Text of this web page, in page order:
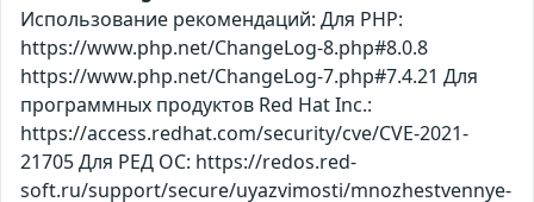
Использование рекомендаций: Для PHP:
https://www.php.net/ChangeLog-8.php#8.0.8
https://www.php.net/ChangeLog-7.php#7.4.21 Для
программных продуктов Red Hat Inc.:
https://access.redhat.com/security/cve/CVE-2021-
21705 Для РЕД ОС: https://redos.red-
soft.ru/support/secure/uyazvimosti/mnozhestvennye-